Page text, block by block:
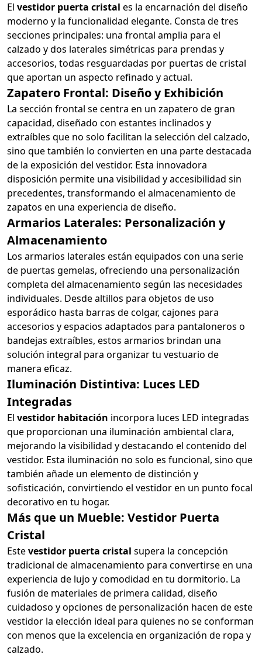
El vestidor puerta cristal es la encarnación del diseño
moderno y la funcionalidad elegante. Consta de tres
secciones principales: una frontal amplia para el
calzado y dos laterales simétricas para prendas y
accesorios, todas resguardadas por puertas de cristal
que aportan un aspecto refinado y actual.
Zapatero Frontal: Diseño y Exhibición
La sección frontal se centra en un zapatero de gran
capacidad, diseñado con estantes inclinados y
extraíbles que no solo facilitan la selección del calzado,
sino que también lo convierten en una parte destacada
de la exposición del vestidor. Esta innovadora
disposición permite una visibilidad y accesibilidad sin
precedentes, transformando el almacenamiento de
zapatos en una experiencia de diseño.
Armarios Laterales: Personalización y
Almacenamiento
Los armarios laterales están equipados con una serie
de puertas gemelas, ofreciendo una personalización
completa del almacenamiento según las necesidades
individuales. Desde altillos para objetos de uso
esporádico hasta barras de colgar, cajones para
accesorios y espacios adaptados para pantaloneros o
bandejas extraíbles, estos armarios brindan una
solución integral para organizar tu vestuario de
manera eficaz.
Iluminación Distintiva: Luces LED
Integradas
El vestidor habitación incorpora luces LED integradas
que proporcionan una iluminación ambiental clara,
mejorando la visibilidad y destacando el contenido del
vestidor. Esta iluminación no solo es funcional, sino que
también añade un elemento de distinción y
sofisticación, convirtiendo el vestidor en un punto focal
decorativo en tu hogar.
Más que un Mueble: Vestidor Puerta
Cristal
Estevestidor puerta cristal supera la concepción
tradicional de almacenamiento para convertirse en una
experiencia de lujo y comodidad en tu dormitorio. La
fusión de materiales de primera calidad, diseño
cuidadoso y opciones de personalización hacen de este
vestidor la elección ideal para quienes no se conforman
con menos que la excelencia en organización de ropa y
calzado.